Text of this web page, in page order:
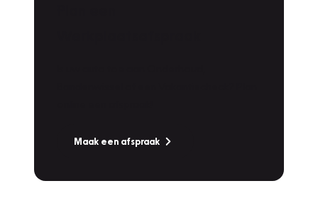
Maak een afspraak